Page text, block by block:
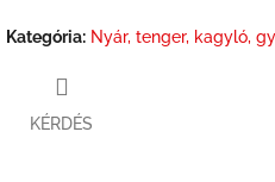
Kategória: Nyár, tenger, kagyló,
KÉRDÉS